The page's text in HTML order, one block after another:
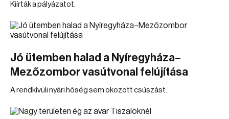
Kiírták a pályázatot.
Jó ütemben halad a Nyíregyháza–
Mezőzombor vasútvonal felújítása
A rendkívüli nyári hőség sem okozott csúszást.